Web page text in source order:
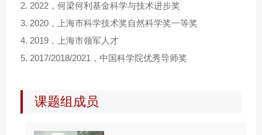
2. 2022，何梁何利基金科学与技术进步奖
3. 2020，上海市科学技术奖自然科学奖一等奖
4. 2019，上海市领军人才
5. 2017/2018/2021，中国科学院优秀导师奖
课题组成员